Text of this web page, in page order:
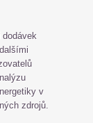
v
zdrojů.